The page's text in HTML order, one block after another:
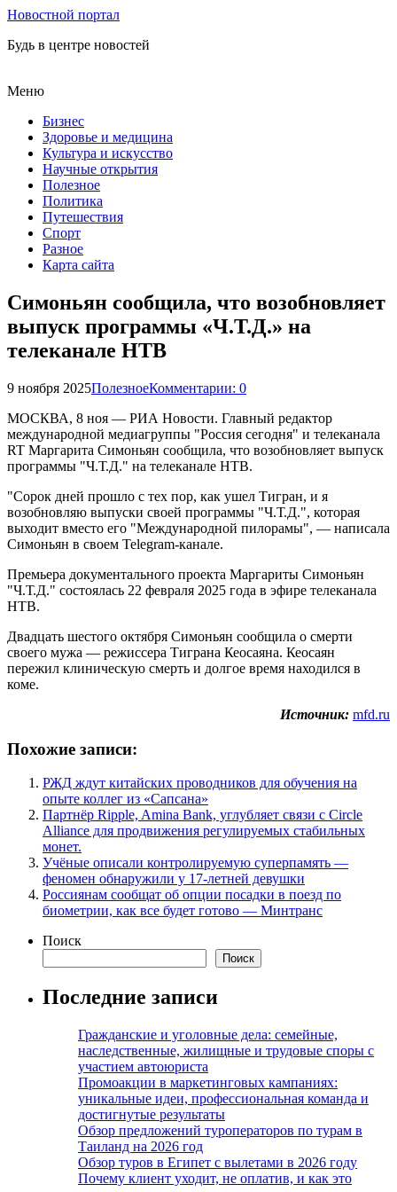
Новостной портал
Будь в центре новостей
Меню
Бизнес
Здоровье и медицина
Культура и искусство
Научные открытия
Полезное
Политика
Путешествия
Спорт
Разное
Карта сайта
Симоньян сообщила, что возобновляет
выпуск программы «Ч.Т.Д.» на
телеканале НТВ
9 ноября 2025ПолезноеКомментарии: 0
МОСКВА, 8 ноя — РИА Новости. Главный редактор
международной медиагруппы "Россия сегодня" и телеканала
RT Маргарита Симоньян сообщила, что возобновляет выпуск
программы "Ч.Т​​​.Д." на телеканале НТВ.
"Сорок дней прошло с тех пор, как ушел Тигран, и я
возобновляю выпуски своей программы "Ч.Т.Д.", которая
выходит вместо его "Международной пилорамы", — написала
Симоньян в своем Telegram-канале.
Премьера документального проекта Маргариты Симоньян
"Ч.Т.Д." состоялась 22 февраля 2025 года в эфире телеканала
НТВ.
Двадцать шестого октября Симоньян сообщила о смерти
своего мужа — режиссера Тиграна Кеосаяна. Кеосаян
пережил клиническую смерть и долгое время находился в
коме.
Источник: mfd.ru
Похожие записи:
РЖД ждут китайских проводников для обучения на
опыте коллег из «Сапсана»
Партнёр Ripple, Amina Bank, углубляет связи с Circle
Alliance для продвижения регулируемых стабильных
монет.
Учёные описали контролируемую суперпамять —
феномен обнаружили у 17-летней девушки
Россиянам сообщат об опции посадки в поезд по
биометрии, как все будет готово — Минтранс
Поиск
Поиск
Последние записи
Гражданские и уголовные дела: семейные,
наследственные, жилищные и трудовые споры с
участием автоюриста
Промоакции в маркетинговых кампаниях:
уникальные идеи, профессиональная команда и
достигнутые результаты
Обзор предложений туроператоров по турам в
Таиланд на 2026 год
Обзор туров в Египет с вылетами в 2026 году
Почему клиент уходит, не оплатив, и как это